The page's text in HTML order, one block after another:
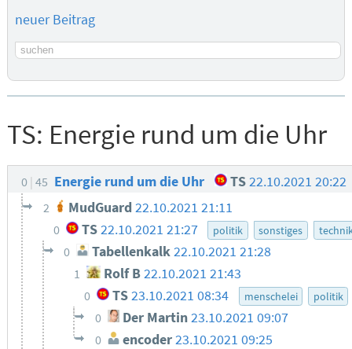
neuer Beitrag
Suchbegriff
TS: Energie rund um die Uhr
0 45 Energie rund um die Uhr TS 22.10.2021 20:22
2 MudGuard 22.10.2021 21:11
0 TS 22.10.2021 21:27 politik sonstiges
0 Tabellenkalk22.10.2021 21:28
1 Rolf B22.10.2021 21:43
0 TS23.10.2021 08:34 menschelei politik
0 Der Martin23.10.2021 09:07
0 encoder23.10.2021 09:25